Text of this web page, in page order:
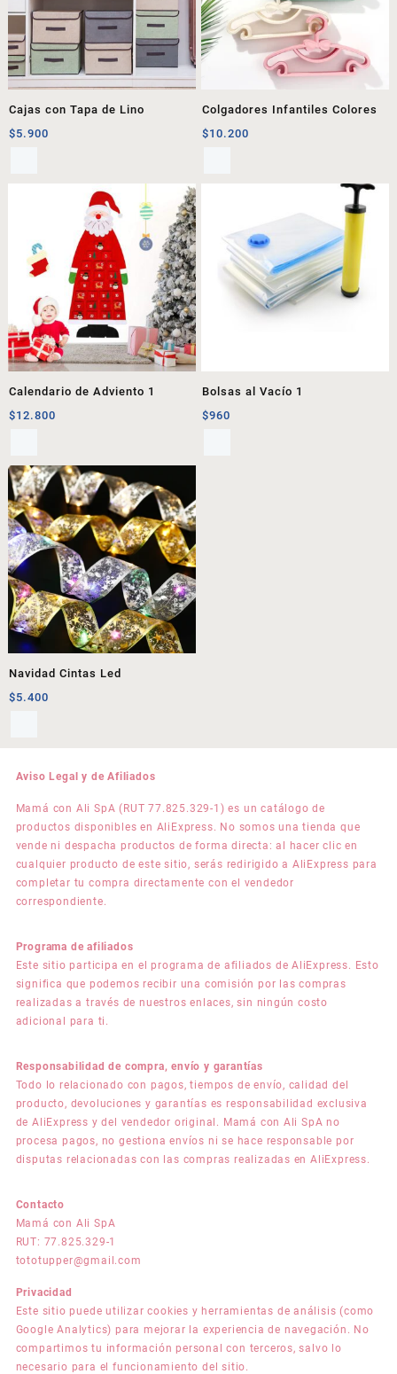
Cajas con Tapa de Lino
$5.900
Colgadores Infantiles Colores
$10.200
Calendario de Adviento 1
$12.800
Bolsas al Vacío 1
$960
Navidad Cintas Led
$5.400
Aviso Legal y de Afiliados
Mamá con Ali SpA (RUT 77.825.329-1) es un catálogo de
productos disponibles en AliExpress. No somos una tienda que
vende ni despacha productos de forma directa: al hacer clic en
cualquier producto de este sitio, serás redirigido a AliExpress para
completar tu compra directamente con el vendedor
correspondiente.
Programa de afiliados
Este sitio participa en el programa de afiliados de AliExpress. Esto
significa que podemos recibir una comisión por las compras
realizadas a través de nuestros enlaces, sin ningún costo
adicional para ti.
Responsabilidad de compra, envío y garantías
Todo lo relacionado con pagos, tiempos de envío, calidad del
producto, devoluciones y garantías es responsabilidad exclusiva
de AliExpress y del vendedor original. Mamá con Ali SpA no
procesa pagos, no gestiona envíos ni se hace responsable por
disputas relacionadas con las compras realizadas en AliExpress.
Contacto
Mamá con Ali SpA
RUT: 77.825.329-1
tototupper@gmail.com
Privacidad
Este sitio puede utilizar cookies y herramientas de análisis (como
Google Analytics) para mejorar la experiencia de navegación. No
compartimos tu información personal con terceros, salvo lo
necesario para el funcionamiento del sitio.